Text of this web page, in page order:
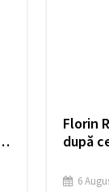
Florin
după
6